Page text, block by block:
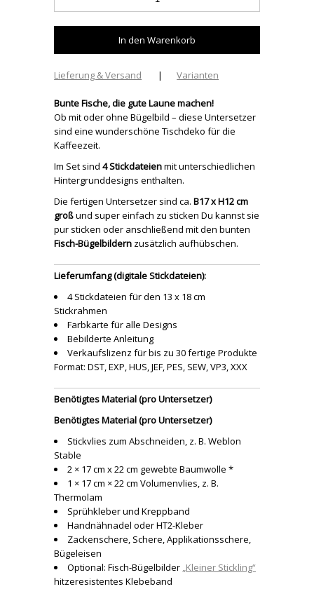
Lieferung & Versand | Varianten
Bunte Fische, die gute Laune machen!
Ob mit oder ohne Bügelbild – diese Untersetzer
sind eine wunderschöne Tischdeko für die
Kaffeezeit.
Im Set sind4 Stickdateienmit unterschiedlichen
Hintergrunddesigns enthalten.
Die fertigen Untersetzer sind ca.B17 x H12 cm
großund super einfach zu sticken Du kannst sie
pur sticken oder anschließend mit den bunten
Fisch-Bügelbildern zusätzlich aufhübschen.
Lieferumfang (digitale Stickdateien):
4 Stickdateien für den 13 x 18 cm
Stickrahmen
Farbkarte für alle Designs
Bebilderte Anleitung
Verkaufslizenz für bis zu 30 fertige Produkte
Format: DST, EXP, HUS, JEF, PES, SEW, VP3, XXX
Benötigtes Material (pro Untersetzer)
Benötigtes Material (pro Untersetzer)
Stickvlies zum Abschneiden, z. B. Weblon
Stable
2 × 17 cm x 22 cm gewebte Baumwolle *
1 × 17 cm × 22 cm Volumenvlies, z. B.
Thermolam
Sprühkleber und Kreppband
Handnähnadel oder HT2-Kleber
Zackenschere, Schere, Applikationsschere,
Bügeleisen
Optional: Fisch-Bügelbilder „Kleiner Stickling“
hitzeresistentes Klebeband